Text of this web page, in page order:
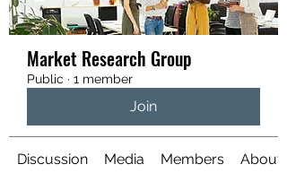
Market Research Group
Public · 1 member
Join
Discussion Media Members About